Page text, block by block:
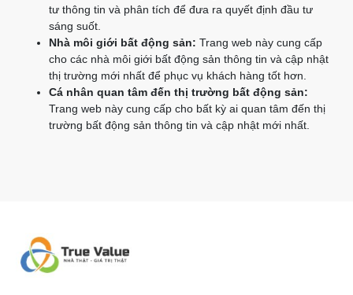
tư thông tin và phân tích để đưa ra quyết định đầu tư
sáng suốt.
Nhà môi giới bất động sản: Trang web này cung cấp
cho các nhà môi giới bất động sản thông tin và cập nhật
thị trường mới nhất để phục vụ khách hàng tốt hơn.
Cá nhân quan tâm đến thị trường bất động sản:
Trang web này cung cấp cho bất kỳ ai quan tâm đến thị
trường bất động sản thông tin và cập nhật mới nhất.